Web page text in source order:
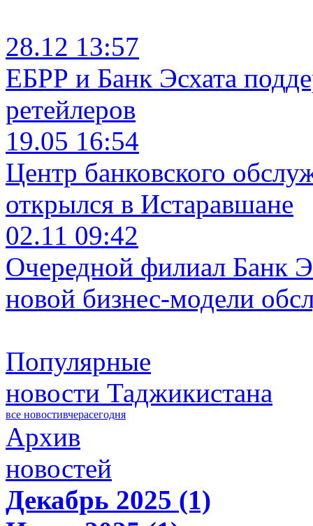
28.12 13:57
ЕБРР и Банк Эсхата
ретейлеров
19.05 16:54
Центр банковского
открылся в Истаравшане
02.11 09:42
Очередной филиал Банк
новой бизнес-модели
Популярные
новости Таджикистана
все новостивчерасегодня
Архив
новостей
Декабрь 2025 (1)